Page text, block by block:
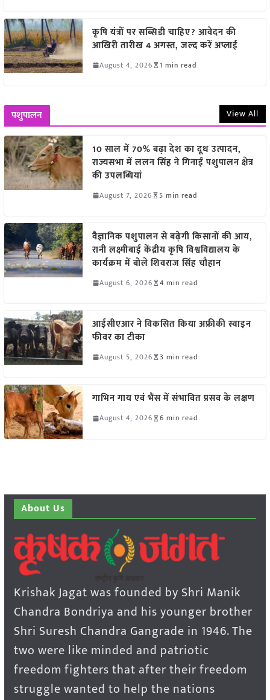
कृषि यंत्रों पर सब्सिडी चाहिए? आवेदन की
आखिरी तारीख 4 अगस्त, जल्द करें अप्लाई
August 4, 2026 1 min read
पशुपालन View All
10 साल में 70% बढ़ा देश का दूध उत्पादन,
राज्यसभा में ललन सिंह ने गिनाईं पशुपालन क्षेत्र
की उपलब्धियां
August 7, 2026 5 min read
वैज्ञानिक पशुपालन से बढ़ेगी किसानों की आय,
रानी लक्ष्मीबाई केंद्रीय कृषि विश्वविद्यालय के
कार्यक्रम में बोले शिवराज सिंह चौहान
August 6, 2026 4 min read
आईसीएआर ने विकसित किया अफ्रीकी स्वाइन
फीवर का टीका
August 5, 2026 3 min read
गाभिन गाय एवं भैंस में संभावित प्रसव के लक्षण
August 4, 2026 6 min read
About Us
Krishak Jagat was founded by Shri Manik
Chandra Bondriya and his younger brother
Shri Suresh Chandra Gangrade in 1946. The
two were like minded and patriotic
freedom fighters that after their freedom
struggle wanted to help the nations